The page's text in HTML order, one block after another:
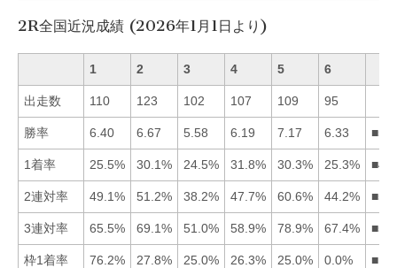
2R全国近況成績 (2026年1月1日より)
1 2 3 4 5 6
出走数 110 123 102 107 109 95
勝率 6.40 6.67 5.58 6.19 7.17 6.33
1着率 25.5% 30.1% 24.5% 31.8% 30.3% 25.3%
2連対率 49.1% 51.2% 38.2% 47.7% 60.6% 44.2%
3連対率 65.5% 69.1% 51.0% 58.9% 78.9% 67.4%
枠1着率 76.2% 27.8% 25.0% 26.3% 25.0% 0.0%